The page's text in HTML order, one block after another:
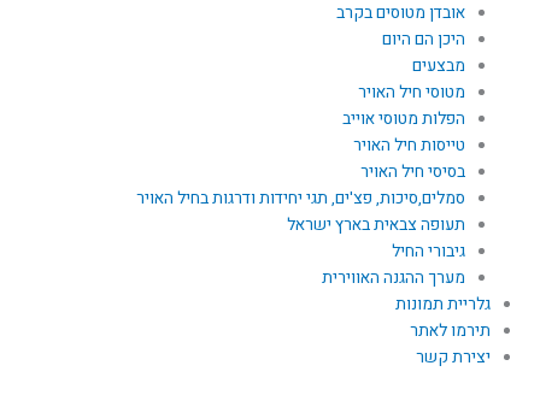
אובדן מטוסים בקרב
היכן הם היום
מבצעים
מטוסי חיל האויר
הפלות מטוסי אוייב
טייסות חיל האויר
בסיסי חיל האויר
סמלים,סיכות, פצ'ים, תגי יחידות ודרגות בחיל האויר
תעופה צבאית בארץ ישראל
גיבורי החיל
מערך ההגנה האווירית
גלריית תמונות
תירמו לאתר
יצירת קשר